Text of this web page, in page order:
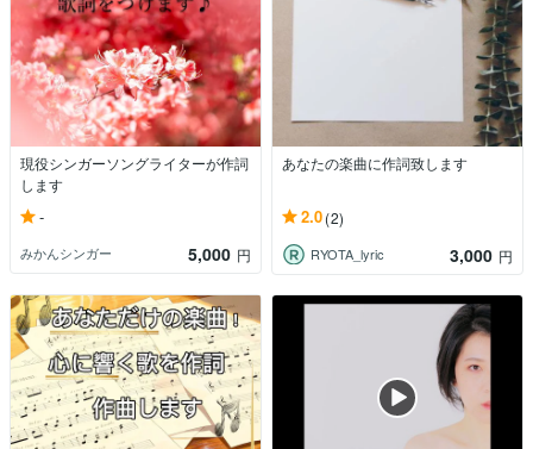
現役シンガーソングライターが作詞
します
-
みかんシンガー 5,000 円
あなたの楽曲に作詞致します
2.0(2)
RYOTA_lyric 3,000 円